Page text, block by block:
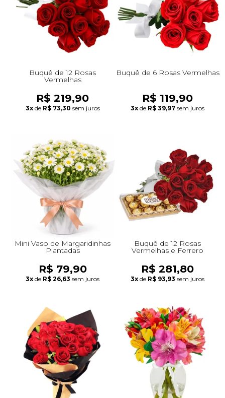
Buquê de 12 Rosas
Vermelhas
R$ 219,90
3x de R$ 73,30 sem juros
Buquê de 6 Rosas Vermelhas
R$ 119,90
3x de R$ 39,97 sem juros
Mini Vaso de Margaridinhas
Plantadas
R$ 79,90
3x de R$ 26,63 sem juros
Buquê de 12 Rosas
Vermelhas e Ferrero
R$ 281,80
3x de R$ 93,93 sem juros